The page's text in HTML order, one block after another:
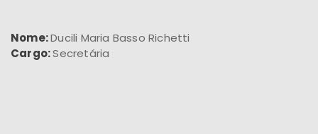
Nome:Ducili Maria Basso Richetti
Cargo:Secretária